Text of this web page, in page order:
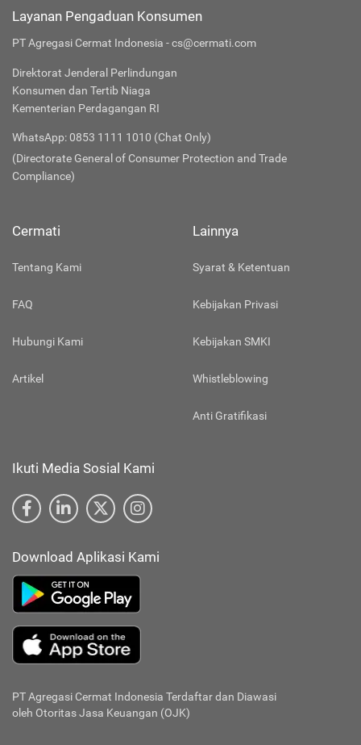
Layanan Pengaduan Konsumen
PT Agregasi Cermat Indonesia - cs@cermati.com
Direktorat Jenderal Perlindungan
Konsumen dan Tertib Niaga
Kementerian Perdagangan RI
WhatsApp: 0853 1111 1010 (Chat Only)
(Directorate General of Consumer Protection and Trade
Compliance)
Cermati
Tentang Kami
FAQ
Hubungi Kami
Artikel
Lainnya
Syarat & Ketentuan
Kebijakan Privasi
Kebijakan SMKI
Whistleblowing
Anti Gratifikasi
Ikuti Media Sosial Kami
Download Aplikasi Kami
PT Agregasi Cermat Indonesia Terdaftar dan Diawasi
oleh Otoritas Jasa Keuangan (OJK)